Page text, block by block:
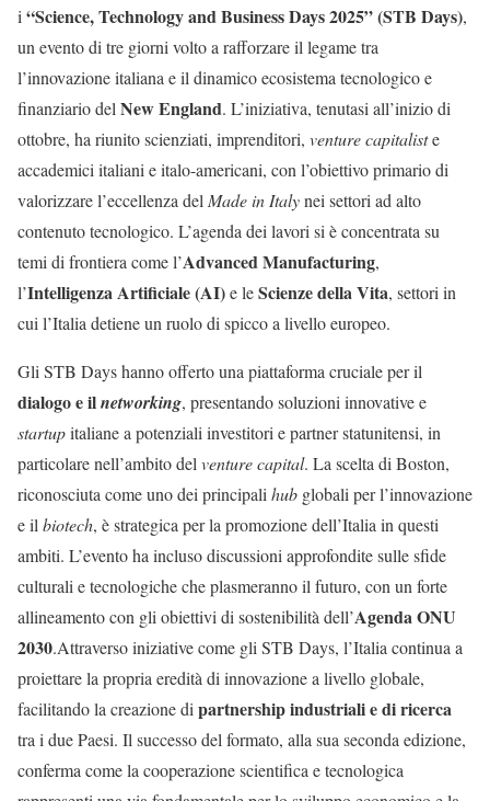
i“Science, Technology and Business Days 2025” (STB Days),
un evento di tre giorni volto a rafforzare il legame tra
l’innovazione italiana e il dinamico ecosistema tecnologico e
finanziario delNew England. L’iniziativa, tenutasi all’inizio di
ottobre, ha riunito scienziati, imprenditori, venture capitaliste
accademici italiani e italo-americani, con l’obiettivo primario di
valorizzare l’eccellenza delMade in Italynei settori ad alto
contenuto tecnologico. L’agenda dei lavori si è concentrata su
temi di frontiera come l’Advanced Manufacturing,
l’Intelligenza Artificiale (AI)e leScienze della Vita, settori in
cui l’Italia detiene un ruolo di spicco a livello europeo.
Gli STB Days hanno offerto una piattaforma cruciale per il
dialogo e ilnetworking, presentando soluzioni innovative e
startupitaliane a potenziali investitori e partner statunitensi, in
particolare nell’ambito delventure capital. La scelta di Boston,
riconosciuta come uno dei principalihub globali per l’innovazione
e ilbiotech, è strategica per la promozione dell’Italia in questi
ambiti. L’evento ha incluso discussioni approfondite sulle sfide
culturali e tecnologiche che plasmeranno il futuro, con un forte
allineamento con gli obiettivi di sostenibilità dell’Agenda ONU
2030.Attraverso iniziative come gli STB Days, l’Italia continua a
proiettare la propria eredità di innovazione a livello globale,
facilitando la creazione dipartnership industriali e di ricerca
tra i due Paesi. Il successo del formato, alla sua seconda edizione,
conferma come la cooperazione scientifica e tecnologica